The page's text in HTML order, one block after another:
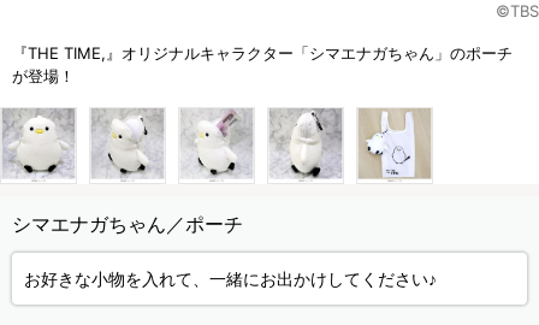
©TBS
『THE TIME,』オリジナルキャラクター「シマエナガちゃん」のポーチ
が登場！
シマエナガちゃん／ポーチ
お好きな小物を入れて、一緒にお出かけしてください♪